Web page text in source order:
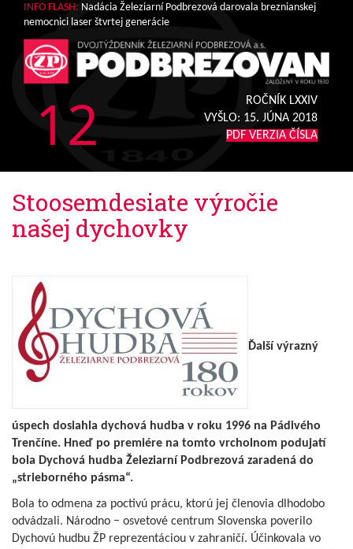
INFO FLASH: Nadácia Železiarní Podbrezová darovala breznianskej
nemocnici laser štvrtej generácie
12
ROČNÍK LXXIV
VYŠLO: 15. JÚNA 2018
PDF VERZIA ČÍSLA
Stoosemdesiate výročie
našej dychovky
Ďalší výrazný
úspech dosiahla dychová hudba v roku 1996 na Pádivého
Trenčíne. Hneď po premiére na tomto vrcholnom podujatí
bola Dychová hudba Železiarní Podbrezová zaradená do
„strieborného pásma“.
Bola to odmena za poctivú prácu, ktorú jej členovia dlhodobo
odvádzali. Národno − osvetové centrum Slovenska poverilo
Dychovú hudbu ŽP reprezentáciou v zahraničí. Účinkovala vo